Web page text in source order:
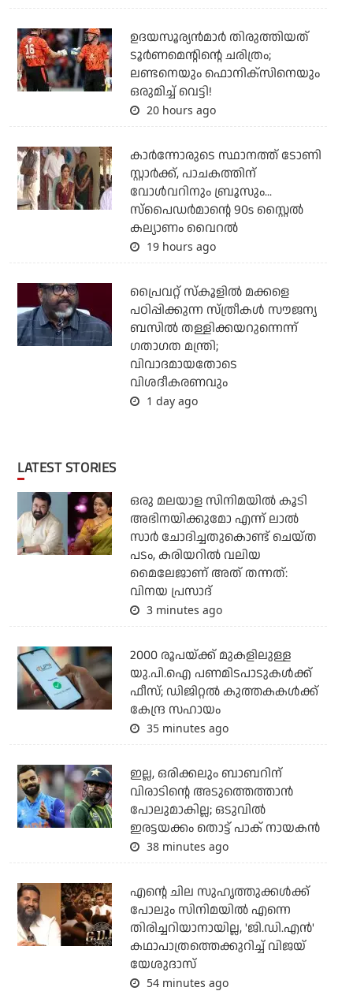
ഉദയസൂര്യന്‍മാര്‍ തിരുത്തിയത്
ടൂര്‍ണമെന്റിന്റെ ചരിത്രം;
ലണ്ടനെയും ഫൊനിക്‌സിനെയും
ഒരുമിച്ച് വെട്ടി!
20 hours ago
കാര്‍ന്നോരുടെ സ്ഥാനത്ത് ടോണി
സ്റ്റാര്‍ക്ക്, പാചകത്തിന്
വോള്‍വറിനും ബ്രൂസും...
സ്‌പൈഡര്‍മാന്റെ 90s സ്റ്റൈല്‍
കല്യാണം വൈറല്‍
19 hours ago
പ്രൈവറ്റ് സ്‌കൂളില്‍ മക്കളെ
പഠിപ്പിക്കുന്ന സ്ത്രീകള്‍ സൗജന്യ
ബസില്‍ തള്ളിക്കയറുന്നെന്ന്
ഗതാഗത മന്ത്രി;
വിവാദമായതോടെ
വിശദീകരണവും
1 day ago
LATEST STORIES
ഒരു മലയാള സിനിമയില്‍ കൂടി
അഭിനയിക്കുമോ എന്ന് ലാല്‍
സാര്‍ ചോദിച്ചതുകൊണ്ട് ചെയ്ത
പടം, കരിയറില്‍ വലിയ
മൈലേജാണ് അത് തന്നത്:
വിനയ പ്രസാദ്
3 minutes ago
2000 രൂപയ്ക്ക് മുകളിലുള്ള
യു.പി.ഐ പണമിടപാടുകള്‍ക്ക്
ഫീസ്; ഡിജിറ്റല്‍ കുത്തകകള്‍ക്ക്
കേന്ദ്ര സഹായം
35 minutes ago
ഇല്ല, ഒരിക്കലും ബാബറിന്
വിരാടിന്റെ അടുത്തെത്താന്‍
പോലുമാകില്ല; ഒടുവില്‍
ഇരട്ടയക്കം തൊട്ട് പാക് നായകന്‍
38 minutes ago
എന്റെ ചില സുഹൃത്തുക്കൾക്ക്
പോലും സിനിമയിൽ എന്നെ
തിരിച്ചറിയാനായില്ല, 'ജി.ഡി.എൻ'
കഥാപാത്രത്തെക്കുറിച്ച് വിജയ്
യേശുദാസ്
54 minutes ago